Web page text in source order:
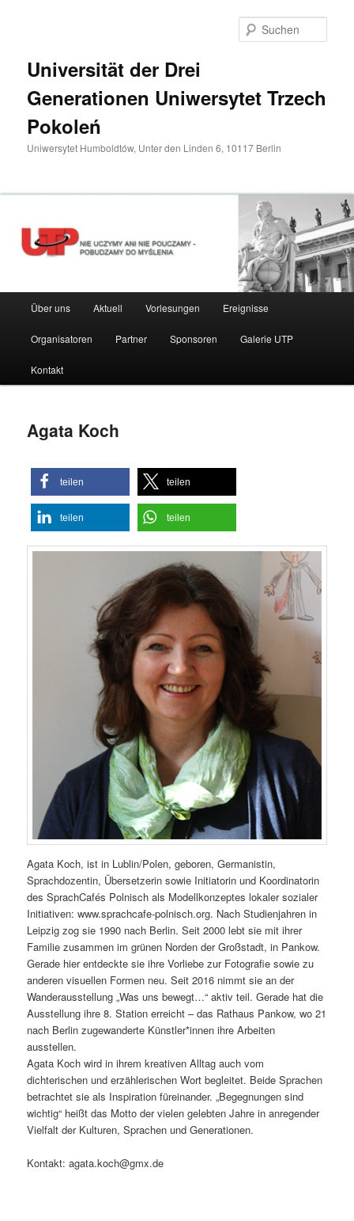
Universität der Drei
Generationen Uniwersytet Trzech
Pokoleń
Uniwersytet Humboldtów, Unter den Linden 6, 10117 Berlin
HauptmenüÜber uns Aktuell Vorlesungen Ereignisse
Organisatoren Partner Sponsoren Galerie UTP
Kontakt
Agata Koch
teilen teilen
teilen teilen
Agata Koch, ist in Lublin/Polen, geboren, Germanistin,
Sprachdozentin, Übersetzerin sowie Initiatorin und Koordinatorin
des SprachCafés Polnisch als Modellkonzeptes lokaler sozialer
Initiativen: www.sprachcafe-polnisch.org. Nach Studienjahren in
Leipzig zog sie 1990 nach Berlin. Seit 2000 lebt sie mit ihrer
Familie zusammen im grünen Norden der Großstadt, in Pankow.
Gerade hier entdeckte sie ihre Vorliebe zur Fotografie sowie zu
anderen visuellen Formen neu. Seit 2016 nimmt sie an der
Wanderausstellung „Was uns bewegt…“ aktiv teil. Gerade hat die
Ausstellung ihre 8. Station erreicht – das Rathaus Pankow, wo 21
nach Berlin zugewanderte Künstler*innen ihre Arbeiten
ausstellen.
Agata Koch wird in ihrem kreativen Alltag auch vom
dichterischen und erzählerischen Wort begleitet. Beide Sprachen
betrachtet sie als Inspiration füreinander. „Begegnungen sind
wichtig“ heißt das Motto der vielen gelebten Jahre in anregender
Vielfalt der Kulturen, Sprachen und Generationen.
Kontakt: agata.koch@gmx.de